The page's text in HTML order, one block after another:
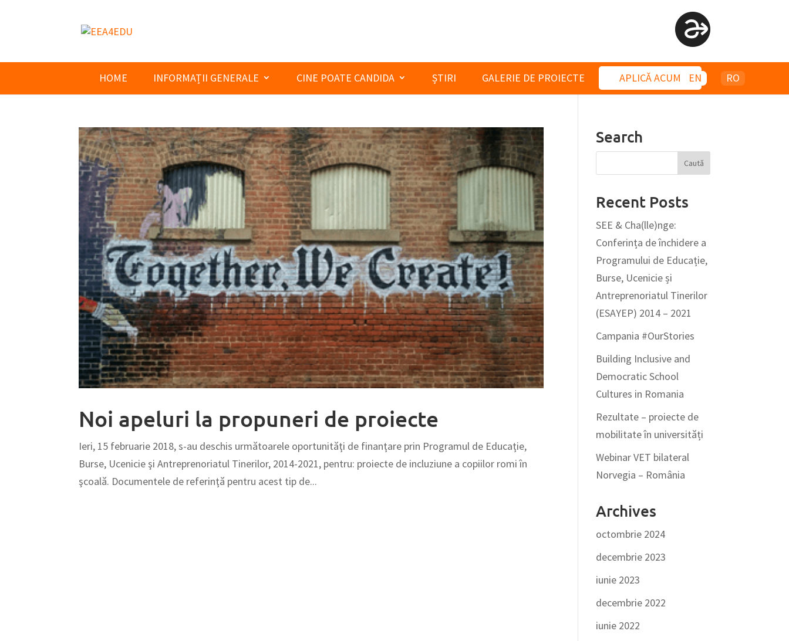
HOME INFORMAȚII GENERALE CINE POATE CANDIDA ȘTIRI GALERIE DE PROIECTE APLICĂ ACUM EN RO
Noi apeluri la propuneri de proiecte
Ieri, 15 februarie 2018, s-au deschis următoarele oportunităţi de finanţare prin Programul de Educaţie,
Burse, Ucenicie şi Antreprenoriatul Tinerilor, 2014-2021, pentru: proiecte de incluziune a copiilor romi în
şcoală. Documentele de referinţă pentru acest tip de...
Search
Recent Posts
SEE & Cha(lle)nge:
Conferința de închidere a
Programului de Educație,
Burse, Ucenicie și
Antreprenoriatul Tinerilor
(ESAYEP) 2014 – 2021
Campania #OurStories
Building Inclusive and
Democratic School
Cultures in Romania
Rezultate – proiecte de
mobilitate în universități
Webinar VET bilateral
Norvegia – România
Archives
octombrie 2024
decembrie 2023
iunie 2023
decembrie 2022
iunie 2022